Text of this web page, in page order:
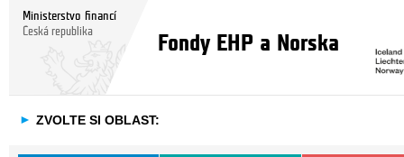
Ministerstvo financí
Česká republika
Fondy EHP a Norska
► ZVOLTE SI OBLAST: